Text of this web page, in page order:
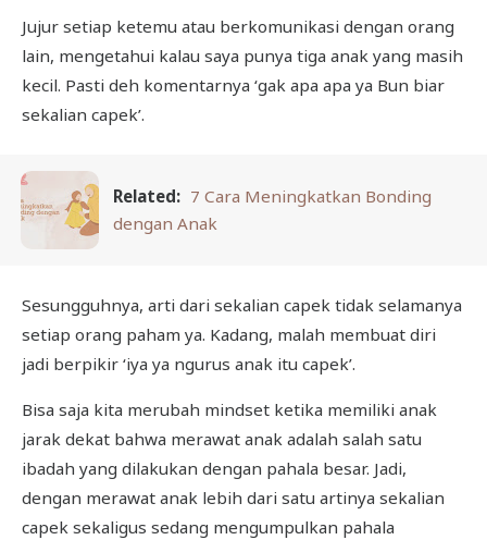
Jujur setiap ketemu atau berkomunikasi dengan orang
lain, mengetahui kalau saya punya tiga anak yang masih
kecil. Pasti deh komentarnya ‘gak apa apa ya Bun biar
sekalian capek’.
Related: 7 Cara Meningkatkan Bonding
dengan Anak
Sesungguhnya, arti dari sekalian capek tidak selamanya
setiap orang paham ya. Kadang, malah membuat diri
jadi berpikir ‘iya ya ngurus anak itu capek’.
Bisa saja kita merubah mindset ketika memiliki anak
jarak dekat bahwa merawat anak adalah salah satu
ibadah yang dilakukan dengan pahala besar. Jadi,
dengan merawat anak lebih dari satu artinya sekalian
capek sekaligus sedang mengumpulkan pahala